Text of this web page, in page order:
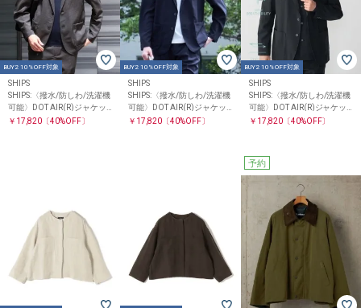
BUY2 10%OFF対象
SHIPS
SHIPS:〈撥水/防しわ/洗濯機
可能〉DOT AIR(R)ジャケッ
ト(セットアップ対応)
￥17,820〔40%OFF〕
BUY2 10%OFF対象
SHIPS
SHIPS:〈撥水/防しわ/洗濯機
可能〉DOT AIR(R)ジャケッ
ト(セットアップ対応)
￥17,820 〔40%OFF〕
BUY2 10%OFF対象
SHIPS
SHIPS:〈撥水/防しわ/洗濯機
可能〉DOT AIR(R)ジャケッ
ト(セットアップ対応)
￥17,820〔40%OFF〕
予約